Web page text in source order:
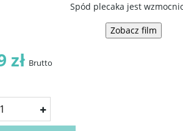
Spód plecaka jest
Zobacz film
zł Brutto